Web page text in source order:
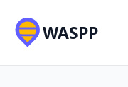
WASPP